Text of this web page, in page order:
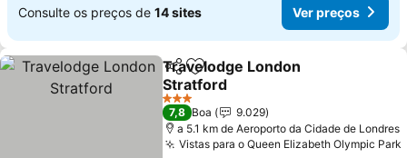
Consulte os preços de 14 sites Ver preços
PartilharAdicionar aos favoritos
Travelodge London
Stratford
Ver preços
3 Estrelas
7,8 Boa
9.029
a 5.1 km de Aeroporto da Cidade de Londres
Vistas para o Queen Elizabeth Olympic Park